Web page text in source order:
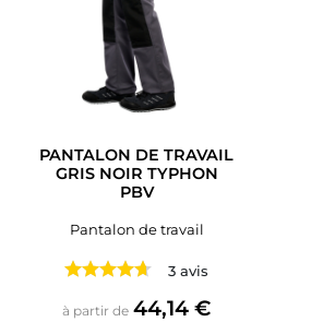
PANTALON DE TRAVAIL
GRIS NOIR TYPHON
PBV
Pantalon de travail
3 avis
à partir de Prix
44,14 €